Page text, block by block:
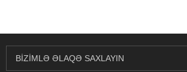
BIZIMLƏ ƏLAQƏ SAXLAYIN